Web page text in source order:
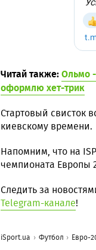
Читай также:Ольмо
оформлю хет-трик
Стартовый свисток
киевскому времени.
Напомним, что на
чемпионата Европы
Следить за
Telegram-канале!
iSport.ua Футбол Евро-